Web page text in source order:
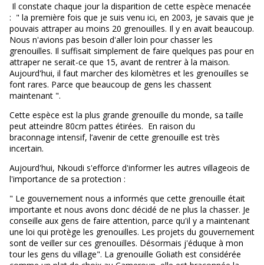
Il constate chaque jour la disparition de cette espèce menacée
: " la première fois que je suis venu ici, en 2003, je savais que je
pouvais attraper au moins 20 grenouilles. Il y en avait beaucoup.
Nous n'avions pas besoin d'aller loin pour chasser les
grenouilles. Il suffisait simplement de faire quelques pas pour en
attraper ne serait-ce que 15, avant de rentrer à la maison.
Aujourd'hui, il faut marcher des kilomètres et les grenouilles se
font rares. Parce que beaucoup de gens les chassent
maintenant ".
Cette espèce est la plus grande grenouille du monde, sa taille
peut atteindre 80cm pattes étirées. En raison du
braconnage intensif, l’avenir de cette grenouille est très
incertain.
Aujourd'hui, Nkoudi s'efforce d'informer les autres villageois de
l'importance de sa protection :
" Le gouvernement nous a informés que cette grenouille était
importante et nous avons donc décidé de ne plus la chasser. Je
conseille aux gens de faire attention, parce qu'il y a maintenant
une loi qui protège les grenouilles. Les projets du gouvernement
sont de veiller sur ces grenouilles. Désormais j'éduque à mon
tour les gens du village". La grenouille Goliath est considérée